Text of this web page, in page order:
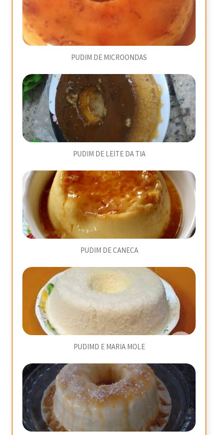
PUDIM DE MICROONDAS
PUDIM DE LEITE DA TIA
PUDIM DE CANECA
PUDIMD E MARIA MOLE